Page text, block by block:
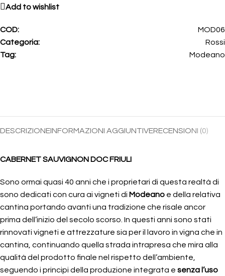
Add to wishlist
COD:
MOD06
Categoria:
Rossi
Tag:
Modeano
DESCRIZIONEINFORMAZIONI AGGIUNTIVERECENSIONI (0)
CABERNET SAUVIGNON DOC FRIULI
Sono ormai quasi 40 anni che i proprietari di questa realtà di
sono dedicati con cura ai vigneti di Modeano e della relativa
cantina portando avanti una tradizione che risale ancor
prima dell’inizio del secolo scorso. In questi anni sono stati
rinnovati vigneti e attrezzature sia per il lavoro in vigna che in
cantina, continuando quella strada intrapresa che mira alla
qualità del prodotto finale nel rispetto dell’ambiente,
seguendo i principi della produzione integrata e senza l’uso